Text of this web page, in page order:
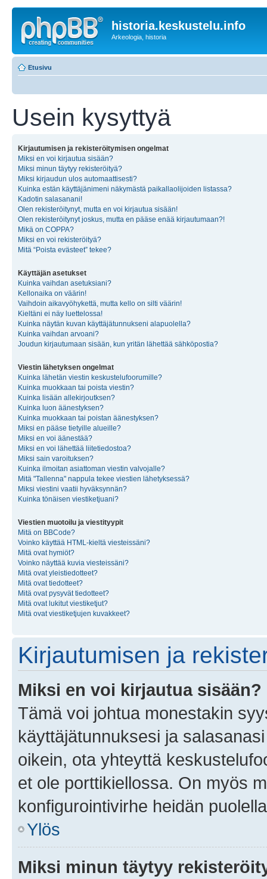
historia.keskustelu.info
Arkeologia, historia
Etusivu
Usein kysyttyä
Kirjautumisen ja rekisteröitymisen ongelmat
Miksi en voi kirjautua sisään?
Miksi minun täytyy rekisteröityä?
Miksi kirjaudun ulos automaattisesti?
Kuinka estän käyttäjänimeni näkymästä paikallaolijoiden listassa?
Kadotin salasanani!
Olen rekisteröitynyt, mutta en voi kirjautua sisään!
Olen rekisteröitynyt joskus, mutta en pääse enää kirjautumaan?!
Mikä on COPPA?
Miksi en voi rekisteröityä?
Mitä “Poista evästeet” tekee?
Käyttäjän asetukset
Kuinka vaihdan asetuksiani?
Kellonaika on väärin!
Vaihdoin aikavyöhykettä, mutta kello on silti väärin!
Kieltäni ei näy luettelossa!
Kuinka näytän kuvan käyttäjätunnukseni alapuolella?
Kuinka vaihdan arvoani?
Joudun kirjautumaan sisään, kun yritän lähettää sähköpostia?
Viestin lähetyksen ongelmat
Kuinka lähetän viestin keskustelufoorumille?
Kuinka muokkaan tai poista viestin?
Kuinka lisään allekirjoutksen?
Kuinka luon äänestyksen?
Kuinka muokkaan tai poistan äänestyksen?
Miksi en pääse tietyille alueille?
Miksi en voi äänestää?
Miksi en voi lähettää liitetiedostoa?
Miksi sain varoituksen?
Kuinka ilmoitan asiattoman viestin valvojalle?
Mitä "Tallenna" nappula tekee viestien lähetyksessä?
Miksi viestini vaatii hyväksynnän?
Kuinka tönäisen viestiketjuani?
Viestien muotoilu ja viestityypit
Mitä on BBCode?
Voinko käyttää HTML-kieltä viesteissäni?
Mitä ovat hymiöt?
Voinko näyttää kuvia viesteissäni?
Mitä ovat yleistiedotteet?
Mitä ovat tiedotteet?
Mitä ovat pysyvät tiedotteet?
Mitä ovat lukitut viestiketjut?
Mitä ovat viestiketjujen kuvakkeet?
Kirjautumisen ja
Miksi en voi kirjautua sisään?
Tämä voi johtua monestakin
käyttäjätunnuksesi ja
oikein, ota yhteyttä
et ole porttikiellossa. On myös
konfigurointivirhe heidän
Ylös
Miksi minun täytyy